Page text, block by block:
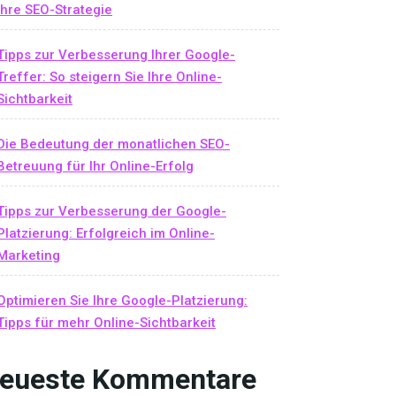
SEO-Strategie
zur Verbesserung Ihrer Google-
So steigern Sie Ihre Online-
Bedeutung der monatlichen SEO-
für Ihr Online-Erfolg
zur Verbesserung der Google-
Erfolgreich im Online-
Sie Ihre Google-Platzierung:
für mehr Online-Sichtbarkeit
Kommentare